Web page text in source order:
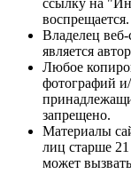
воспрещается.
Владелец
является
Любое
фотографий
запрещено.
Материалы
лиц старше
может